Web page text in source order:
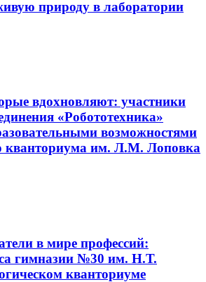
природу в лаборатории
вдохновляют: участники
«Робототехника»
возможностями
кванториума им. Л.М. Лоповка
в мире профессий:
гимназии №30 им. Н.Т.
кванториуме